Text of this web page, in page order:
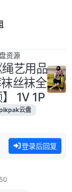
资源
艺用品
丝袜全
1V 1P
云盘
登录后回复